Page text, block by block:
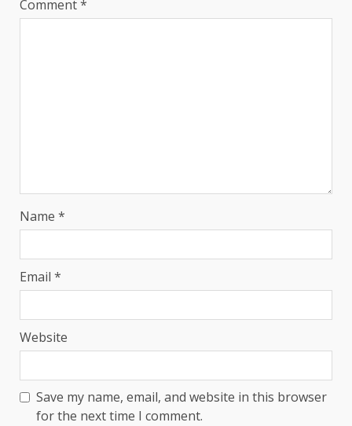
Comment*
Name *
Email *
Website
Save my name, email, and website in this browser
for the next time I comment.